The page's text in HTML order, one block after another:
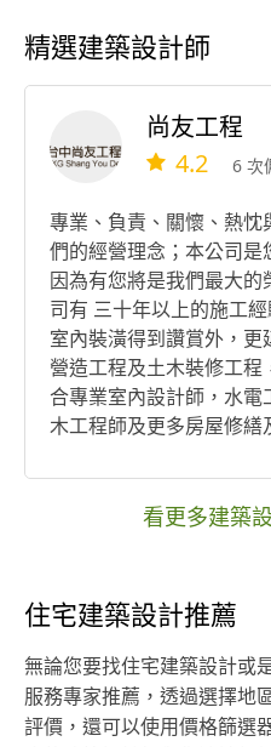
精選建築設計師
尚友工程
4.2 6 次
專業、負責、關懷、熱忱
們的經營理念；本公司是
因為有您將是我們最大的
司有 三十年以上的施工
室內裝潢得到讚賞外，更
營造工程及土木裝修工程
合專業室內設計師，水電
木工程師及更多房屋修繕
看更多建築
住宅建築設計推薦
無論您要找住宅建築設計或
服務專家推薦，透過選擇地
評價，還可以使用價格篩選